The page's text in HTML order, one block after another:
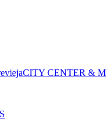
CITY CENTER &